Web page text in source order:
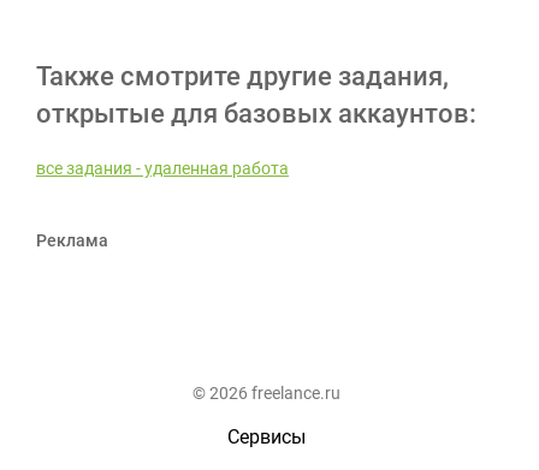
Также смотрите другие задания,
открытые для базовых аккаунтов:
все задания - удаленная работа
Реклама
© 2026 freelance.ru
Сервисы